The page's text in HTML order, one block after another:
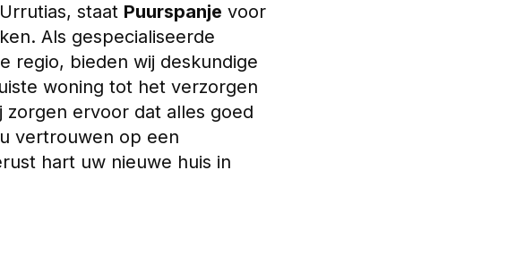
staat Puurspanje voor
Als gespecialiseerde
regio, bieden wij deskundige
woning tot het verzorgen
zorgen ervoor dat alles goed
vertrouwen op een
hart uw nieuwe huis in